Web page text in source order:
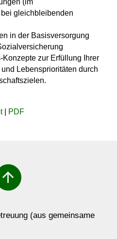
(im
gleichbleibenden
in der Basisversorgung
Konzepte zur Erfüllung Ihrer
Lebensprioritäten durch
| PDF
arrow_upward
(aus gemeinsame